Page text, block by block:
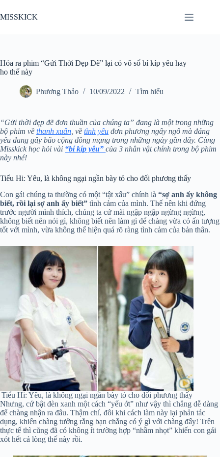
đến
phần
MISSKICK
Hóa ra phim “Gửi Thời Đẹp Đẽ” lại có vô số bí kíp yêu hay
ho thế này
Phương Thảo 10/09/2022 Tìm hiểu
“Gửi thời đẹp đẽ đơn thuần của chúng ta” đang là một trong những
bộ phim về thanh xuân , về tình yêu đơn phương ngây ngô mà đáng
yêu đang gây bão cộng đồng mạng trong những ngày gần đây. Cùng
Misskick học hỏi vài “bí kíp yêu” của 3 nhân vật chính trong bộ phim
này nhé!
Tiểu Hi: Yêu, là không ngại ngần bày tỏ cho đối phương thấy
Con gái chúng ta thường có một “tật xấu” chính là “sợ anh ấy không
biết, rồi lại sợ anh ấy biết” tình cảm của mình. Thế nên khi đứng
trước người mình thích, chúng ta cứ mãi ngập ngập ngừng ngừng,
không biết nên nói gì, không biết nên làm gì để chàng vừa có ấn tượng
tốt với mình, vừa không thể hiện quá rõ ràng tình cảm của bản thân.
Tiểu Hi: Yêu, là không ngại ngần bày tỏ cho đối phương thấy
Nhưng, cứ bật đèn xanh một cách “yếu ớt” như vậy thì chẳng dễ dàng
để chàng nhận ra đâu. Thậm chí, đôi khi cách làm này lại phản tác
dụng, khiến chàng tưởng rằng bạn chẳng có ý gì với chàng đấy! Trên
thực tế thì cũng đã có không ít trường hợp “nhầm nhọt” khiến con gái
xót hết cả lòng thế này rồi.